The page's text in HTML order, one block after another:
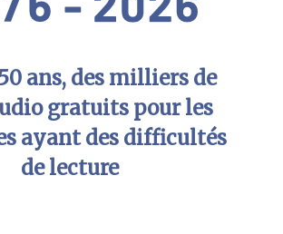
ans, des milliers de
gratuits pour les
ayant des difficultés
de lecture